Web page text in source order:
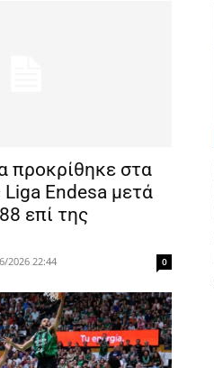
προκρίθηκε στα
Liga Endesa μετά
επί της
2026 22:44 0